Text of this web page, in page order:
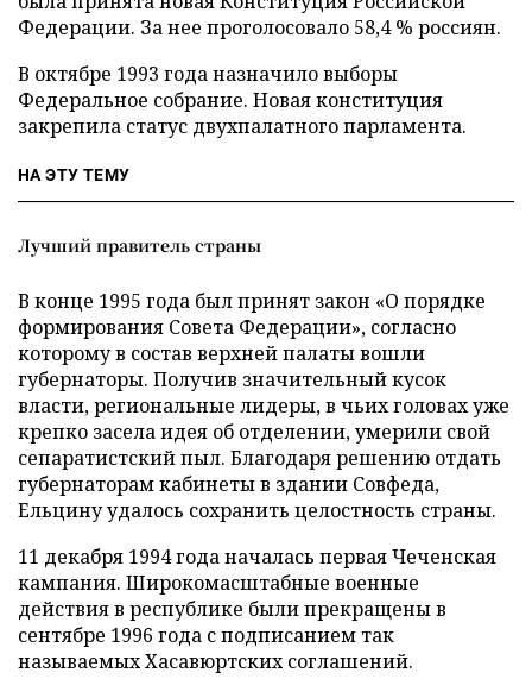
Федерации. За нее проголосовало 58,4 % россиян.
В октябре 1993 года назначило выборы
Федеральное собрание. Новая конституция
закрепила статус двухпалатного парламента.
НА ЭТУ ТЕМУ
Лучший правитель страны
В конце 1995 года был принят закон «О порядке
формирования Совета Федерации», согласно
которому в состав верхней палаты вошли
губернаторы. Получив значительный кусок
власти, региональные лидеры, в чьих головах уже
крепко засела идея об отделении, умерили свой
сепаратистский пыл. Благодаря решению отдать
губернаторам кабинеты в здании Совфеда,
Ельцину удалось сохранить целостность страны.
11 декабря 1994 года началась первая Чеченская
кампания. Широкомасштабные военные
действия в республике были прекращены в
сентябре 1996 года с подписанием так
называемых Хасавюртских соглашений.